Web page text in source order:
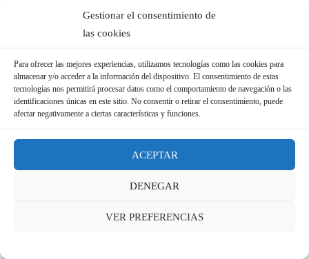
Gestionar el consentimiento de
las cookies
Para ofrecer las mejores experiencias, utilizamos tecnologías como las cookies para
almacenar y/o acceder a la información del dispositivo. El consentimiento de estas
tecnologías nos permitirá procesar datos como el comportamiento de navegación o las
identificaciones únicas en este sitio. No consentir o retirar el consentimiento, puede
afectar negativamente a ciertas características y funciones.
ACEPTAR
DENEGAR
VER PREFERENCIAS
tienen que hacer el progenitor realmente, no
delegarlo en otra persona, continuo y
¿Quién tiene derecho a cobrar la
prestación en caso de separación, divorcio
o nulidad en caso de matrimonio de los
progenitores?
las partes, le corresponderá al que tenga la